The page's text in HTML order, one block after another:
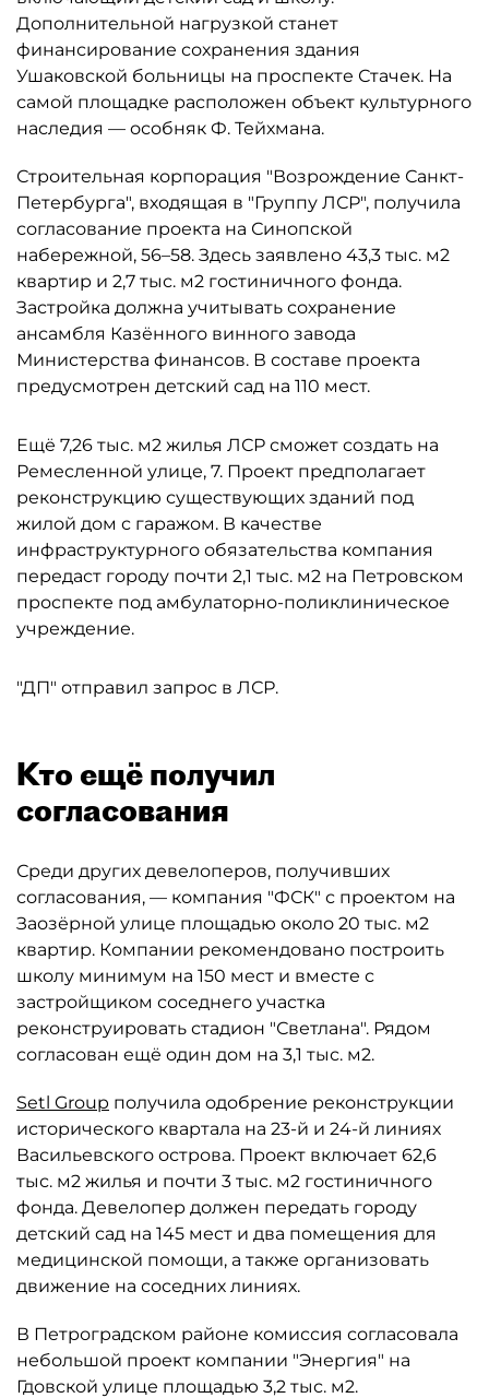
Дополнительной нагрузкой станет
финансирование сохранения здания
Ушаковской больницы на проспекте Стачек. На
самой площадке расположен объект культурного
наследия — особняк Ф. Тейхмана.
Строительная корпорация "Возрождение Санкт-
Петербурга", входящая в "Группу ЛСР", получила
согласование проекта на Синопской
набережной, 56–58. Здесь заявлено 43,3 тыс. м2
квартир и 2,7 тыс. м2 гостиничного фонда.
Застройка должна учитывать сохранение
ансамбля Казённого винного завода
Министерства финансов. В составе проекта
предусмотрен детский сад на 110 мест.
Ещё 7,26 тыс. м2 жилья ЛСР сможет создать на
Ремесленной улице, 7. Проект предполагает
реконструкцию существующих зданий под
жилой дом с гаражом. В качестве
инфраструктурного обязательства компания
передаст городу почти 2,1 тыс. м2 на Петровском
проспекте под амбулаторно-поликлиническое
учреждение.
"ДП" отправил запрос в ЛСР.
Кто ещё получил
согласования
Среди других девелоперов, получивших
согласования, — компания "ФСК" с проектом на
Заозёрной улице площадью около 20 тыс. м2
квартир. Компании рекомендовано построить
школу минимум на 150 мест и вместе с
застройщиком соседнего участка
реконструировать стадион "Светлана". Рядом
согласован ещё один дом на 3,1 тыс. м2.
Setl Group получила одобрение реконструкции
исторического квартала на 23-й и 24-й линиях
Васильевского острова. Проект включает 62,6
тыс. м2 жилья и почти 3 тыс. м2 гостиничного
фонда. Девелопер должен передать городу
детский сад на 145 мест и два помещения для
медицинской помощи, а также организовать
движение на соседних линиях.
В Петроградском районе комиссия согласовала
небольшой проект компании "Энергия" на
Гдовской улице площадью 3,2 тыс. м2.